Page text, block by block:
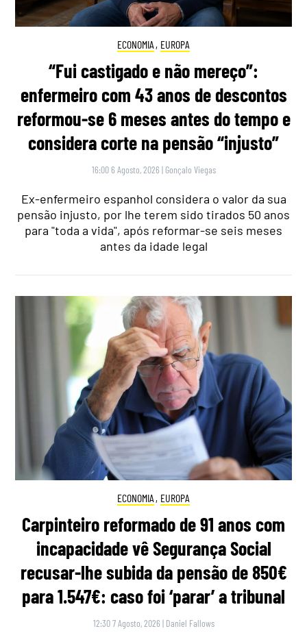
ECONOMIA , EUROPA
“Fui castigado e não mereço”:
enfermeiro com 43 anos de descontos
reformou-se 6 meses antes do tempo e
considera corte na pensão “injusto”
16:00 6 Agosto, 2026 | Gonçalo Viegas
Ex-enfermeiro espanhol considera o valor da sua
pensão injusto, por lhe terem sido tirados 50 anos
para "toda a vida", após reformar-se seis meses
antes da idade legal
ECONOMIA , EUROPA
Carpinteiro reformado de 91 anos com
incapacidade vê Segurança Social
recusar-lhe subida da pensão de 850€
para 1.547€: caso foi ‘parar’ a tribunal
12:30 7 Agosto, 2026 | Daniel Fallows